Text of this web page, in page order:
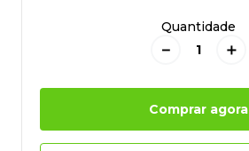
Quantidade
＋
－
Comprar agora